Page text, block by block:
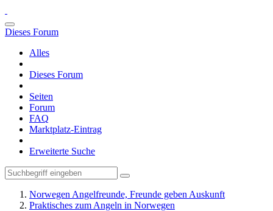
Dieses Forum
Alles
Dieses Forum
Seiten
Forum
FAQ
Marktplatz-Eintrag
Erweiterte Suche
Norwegen Angelfreunde, Freunde geben Auskunft
Praktisches zum Angeln in Norwegen